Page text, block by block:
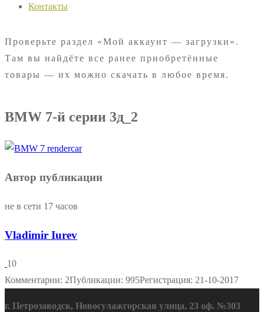
Контакты
Проверьте раздел «Мой аккаунт — загрузки».
Там вы найдёте все ранее приобретённые
товары — их можно скачать в любое время.
BMW 7-й серии 3д_2
Автор публикации
не в сети 17 часов
Vladimir Iurev
10
Комментарии: 2Публикации: 995Регистрация: 21-10-2017
г. Петрозаводск, Новосулажгорская улица, 23 оф. №303